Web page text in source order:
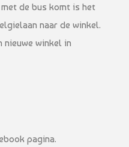
de bus komt is het
naar de winkel.
nieuwe winkel in
pagina.